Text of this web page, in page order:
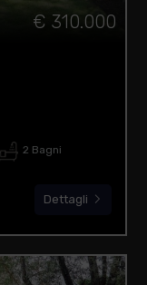
€ 310.000
2 Bagni
Dettagli